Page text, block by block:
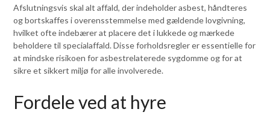
Afslutningsvis skal alt affald, der indeholder asbest, håndteres
og bortskaffes i overensstemmelse med gældende lovgivning,
hvilket ofte indebærer at placere det i lukkede og mærkede
beholdere til specialaffald. Disse forholdsregler er essentielle for
at mindske risikoen for asbestrelaterede sygdomme og for at
sikre et sikkert miljø for alle involverede.
Fordele ved at hyre